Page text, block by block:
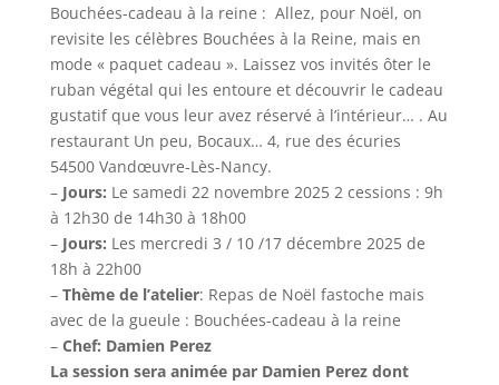
Bouchées-cadeau à la reine : Allez, pour Noël, on
revisite les célèbres Bouchées à la Reine, mais en
mode « paquet cadeau ». Laissez vos invités ôter le
ruban végétal qui les entoure et découvrir le cadeau
gustatif que vous leur avez réservé à l’intérieur… . Au
restaurant Un peu, Bocaux… 4, rue des écuries
54500 Vandœuvre-Lès-Nancy.
– Jours: Le samedi 22 novembre 2025 2 cessions : 9h
à 12h30 de 14h30 à 18h00
– Jours: Les mercredi 3 / 10 /17 décembre 2025 de
18h à 22h00
– Thème de l’atelier: Repas de Noël fastoche mais
avec de la gueule : Bouchées-cadeau à la reine
– Chef: Damien Perez
La session sera animée par Damien Perez dont